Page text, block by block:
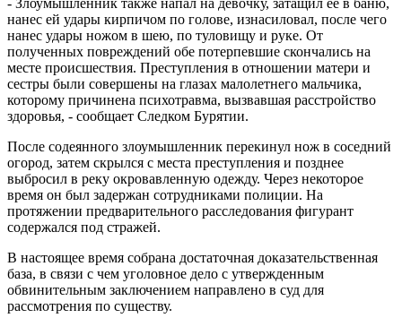
- Злоумышленник также напал на девочку, затащил ее в баню,
нанес ей удары кирпичом по голове, изнасиловал, после чего
нанес удары ножом в шею, по туловищу и руке. От
полученных повреждений обе потерпевшие скончались на
месте происшествия. Преступления в отношении матери и
сестры были совершены на глазах малолетнего мальчика,
которому причинена психотравма, вызвавшая расстройство
здоровья, - сообщает Следком Бурятии.
После содеянного злоумышленник перекинул нож в соседний
огород, затем скрылся с места преступления и позднее
выбросил в реку окровавленную одежду. Через некоторое
время он был задержан сотрудниками полиции. На
протяжении предварительного расследования фигурант
содержался под стражей.
В настоящее время собрана достаточная доказательственная
база, в связи с чем уголовное дело с утвержденным
обвинительным заключением направлено в суд для
рассмотрения по существу.